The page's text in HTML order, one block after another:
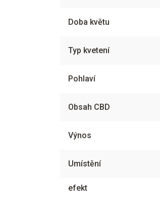
Doba květu
Typ kvetení
Pohlaví
Obsah CBD
Výnos
Umístění
efekt